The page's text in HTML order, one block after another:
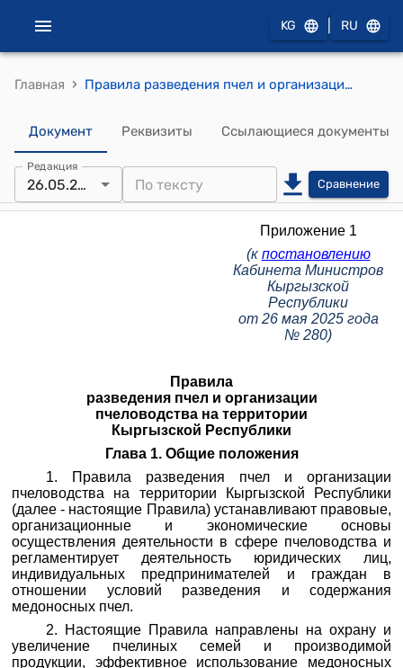
KG RU
Главная › Правила разведения пчел и организации пчеловодства на территории Кыргызской Республики (к постановлению Кабинета Министров КР от 26 мая 2025 года № 280)
Документ Реквизиты Ссылающиеся документы
Редакция
26.05.2025 Сравнение